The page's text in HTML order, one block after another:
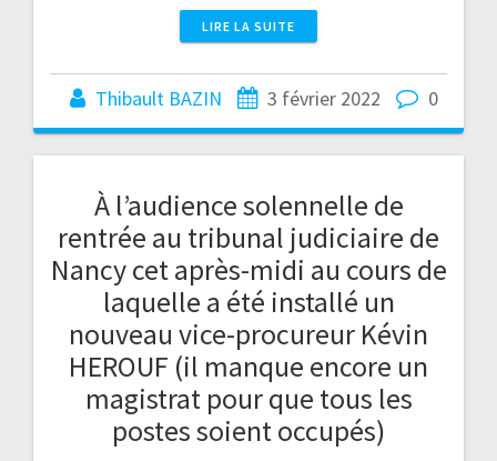
LIRE LA SUITE
Thibault BAZIN 3 février 2022 0
À l’audience solennelle de
rentrée au tribunal judiciaire de
Nancy cet après-midi au cours de
laquelle a été installé un
nouveau vice-procureur Kévin
HEROUF (il manque encore un
magistrat pour que tous les
postes soient occupés)